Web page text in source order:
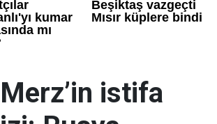
istifa